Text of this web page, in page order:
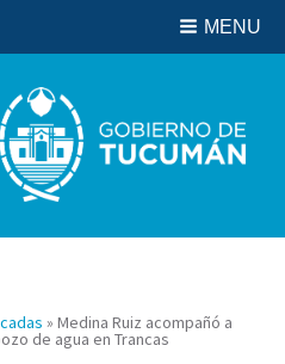
MENU
» Medina Ruiz acompañó a
de agua en Trancas